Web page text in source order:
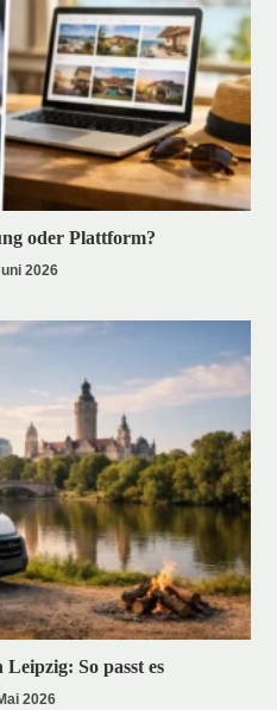
oder Plattform?
2026
So passt es
2026